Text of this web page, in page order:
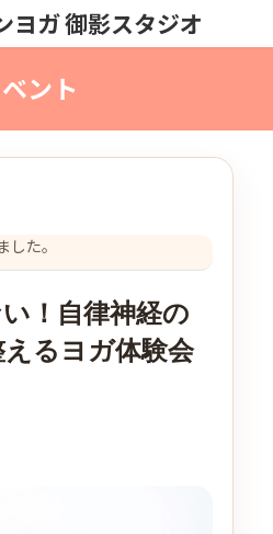
ヨガ 御影スタジオ
した。
！自律神経の
るヨガ体験会